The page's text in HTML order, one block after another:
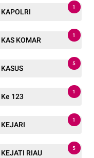
KAPOLRI
1
KAS KOMAR
1
KASUS
5
Ke 123
1
KEJARI
1
KEJATI RIAU
5